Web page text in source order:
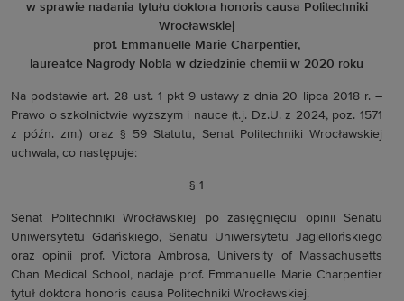
w sprawie nadania tytułu doktora honoris causa Politechniki
Wrocławskiej
prof. Emmanuelle Marie Charpentier,
laureatce Nagrody Nobla w dziedzinie chemii w 2020 roku
Na podstawie art. 28 ust. 1 pkt 9 ustawy z dnia 20 lipca 2018 r. –
Prawo o szkolnictwie wyższym i nauce (t.j. Dz.U. z 2024, poz. 1571
z późn. zm.) oraz § 59 Statutu, Senat Politechniki Wrocławskiej
uchwala, co następuje:
§ 1
Senat Politechniki Wrocławskiej po zasięgnięciu opinii Senatu
Uniwersytetu Gdańskiego, Senatu Uniwersytetu Jagiellońskiego
oraz opinii prof. Victora Ambrosa, University of Massachusetts
Chan Medical School, nadaje prof. Emmanuelle Marie Charpentier
tytuł doktora honoris causa Politechniki Wrocławskiej.